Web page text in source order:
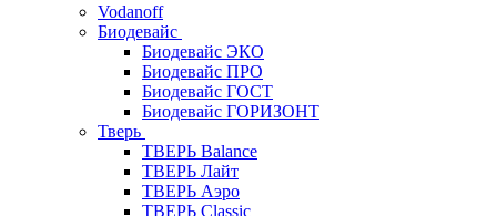
Vodanoff
Биодевайс
Биодевайс ЭКО
Биодевайс ПРО
Биодевайс ГОСТ
Биодевайс ГОРИЗОНТ
Тверь
ТВЕРЬ Balance
ТВЕРЬ Лайт
ТВЕРЬ Аэро
ТВЕРЬ Classic